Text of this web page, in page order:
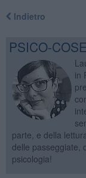
Indietro
PSICO-
in
parte, e della
delle passeggiate,
psicologia!